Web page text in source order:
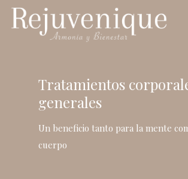
Tratamientos
generales
Un beneficio tanto para la mente
cuerpo